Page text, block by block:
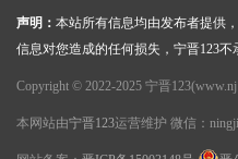
声明： 本站所有信息均由发布者提供
信息对您造成的任何损失，宁晋123不
Copyright © 2022-2025 宁晋
本网站由宁晋123运营维护 微信：